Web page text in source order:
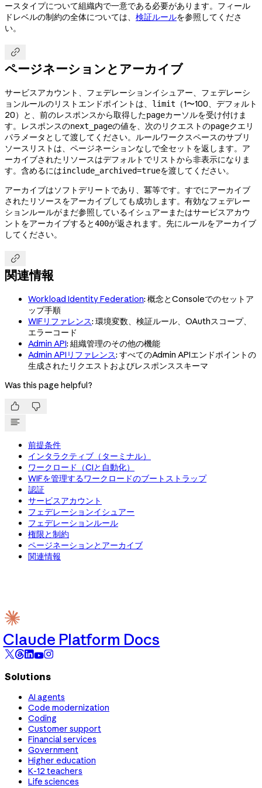
ースタイプについて組織内で一意である必要があります。フィール
ドレベルの制約の全体については、 検証ルールを参照してくださ
い。

ページネーションとアーカイブ
サービスアカウント、フェデレーションイシュアー、フェデレーシ
ョンルールのリストエンドポイントは、
limit
（1〜100、デフォルト
20）と、前のレスポンスから取得したpageカーソルを受け付けま
す。レスポンスのnext_pageの値を、次のリクエストのpageクエリ
パラメータとして渡してください。ルールワークスペースのサブリ
ソースリストは、ページネーションなしで全セットを返します。ア
ーカイブされたリソースはデフォルトでリストから非表示になりま
す。含めるにはinclude_archived=trueを渡してください。
アーカイブはソフトデリートであり、冪等です。すでにアーカイブ
されたリソースをアーカイブしても成功します。有効なフェデレー
ションルールがまだ参照しているイシュアーまたはサービスアカウ
ントをアーカイブすると400が返されます。先にルールをアーカイブ
してください。

関連情報
Workload Identity Federation: 概念とConsoleでのセットア
ップ手順
WIFリファレンス: 環境変数、検証ルール、OAuthスコープ、
エラーコード
Admin API: 組織管理のその他の機能
Admin APIリファレンス: すべてのAdmin APIエンドポイントの
生成されたリクエストおよびレスポンススキーマ
Was this page helpful?
 
前提条件
インタラクティブ（ターミナル）
ワークロード（CIと自動化）
WIFを管理するワークロードのブートストラップ
認証
サービスアカウント
フェデレーションイシュアー
フェデレーションルール
権限と制約
ページネーションとアーカイブ
関連情報
Claude Platform Docs
Solutions
AI agents
Code modernization
Coding
Customer support
Financial services
Government
Higher education
K-12 teachers
Life sciences